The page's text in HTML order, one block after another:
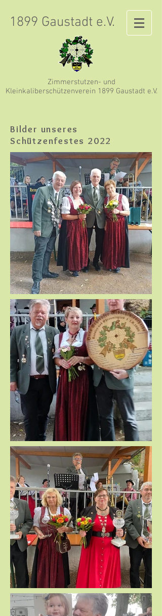
1899 Gaustadt e.V.
Zimmerstutzen- und
Kleinkaliberschützenverein 1899 Gaustadt e.V.
Bilder unseres
Schützenfestes 2022